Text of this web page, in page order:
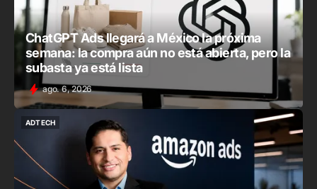
ChatGPT Ads llegará a México la próxima
semana: la compra aún no está abierta, pero la
subasta ya está lista
ago. 6, 2026
ADTECH